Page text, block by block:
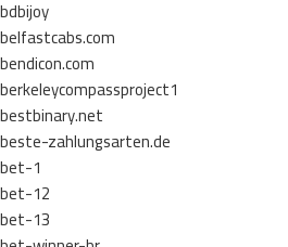
bdbijoy
belfastcabs.com
bendicon.com
berkeleycompassproject1
bestbinary.net
beste-zahlungsarten.de
bet-1
bet-12
bet-13